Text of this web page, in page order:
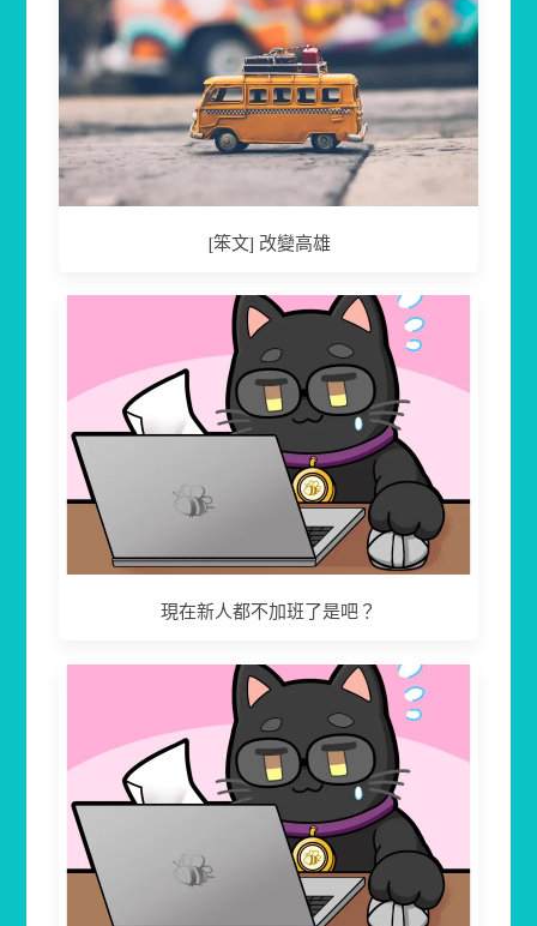
[笨文] 改變高雄
現在新人都不加班了是吧？